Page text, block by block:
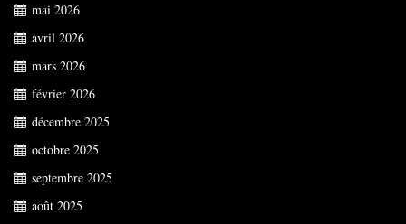
mai 2026
avril 2026
mars 2026
février 2026
décembre 2025
octobre 2025
septembre 2025
août 2025